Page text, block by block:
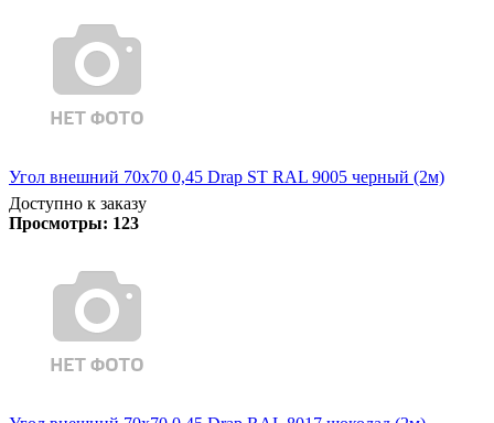
Угол внешний 70х70 0,45 Drap ST RAL 9005 черный (2м)
Доступно к заказу
Просмотры: 123